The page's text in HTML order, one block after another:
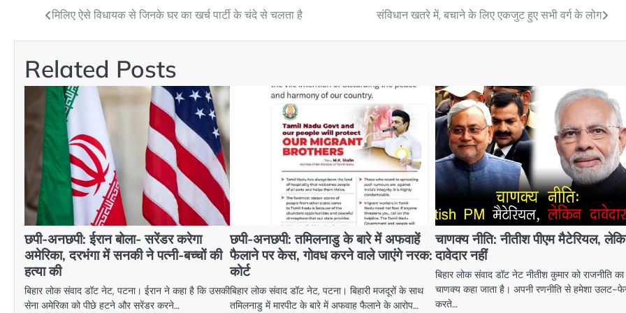
Post
navigation
मिलिए ऐसे विधायक से जिनके घर का खर्च पार्टी के चंदे से चलता है संविधान खतरे में, बचाने के लिए एकजुट हुए सभी वर्ग के लोग
Related Posts
छपी-अनछपी: ईरान बोला- सरेंडर करेगा
अमेरिका, दरभंगा में सनकी ने पत्नी-बच्चों की
हत्या की
बिहार लोक संवाद डॉट नेट, पटना। ईरान ने कहा है कि उसकी
सेना अमेरिका को पीछे हटने और सरेंडर करने…
छपी-अनछपी: तमिलनाडु के बारे में अफवाहें
फैलाने पर केस, गोवध करने वाले जाएंगे नरक:
कोर्ट
बिहार लोक संवाद डॉट नेट, पटना। बिहारी मजदूरों के साथ
तमिलनाडु में मारपीट के बारे में अफवाह फैलाने के आरोप…
चाणक्य नीति: नीतीश पीएम मैटेरियल,
दावेदार नहीं
बिहार लोक संवाद डॉट नेट नीतीश कुमार को राजनीति का
चाणक्य कहा जाता है। अपनी रणनीति से हमेशा उलट-
करते…